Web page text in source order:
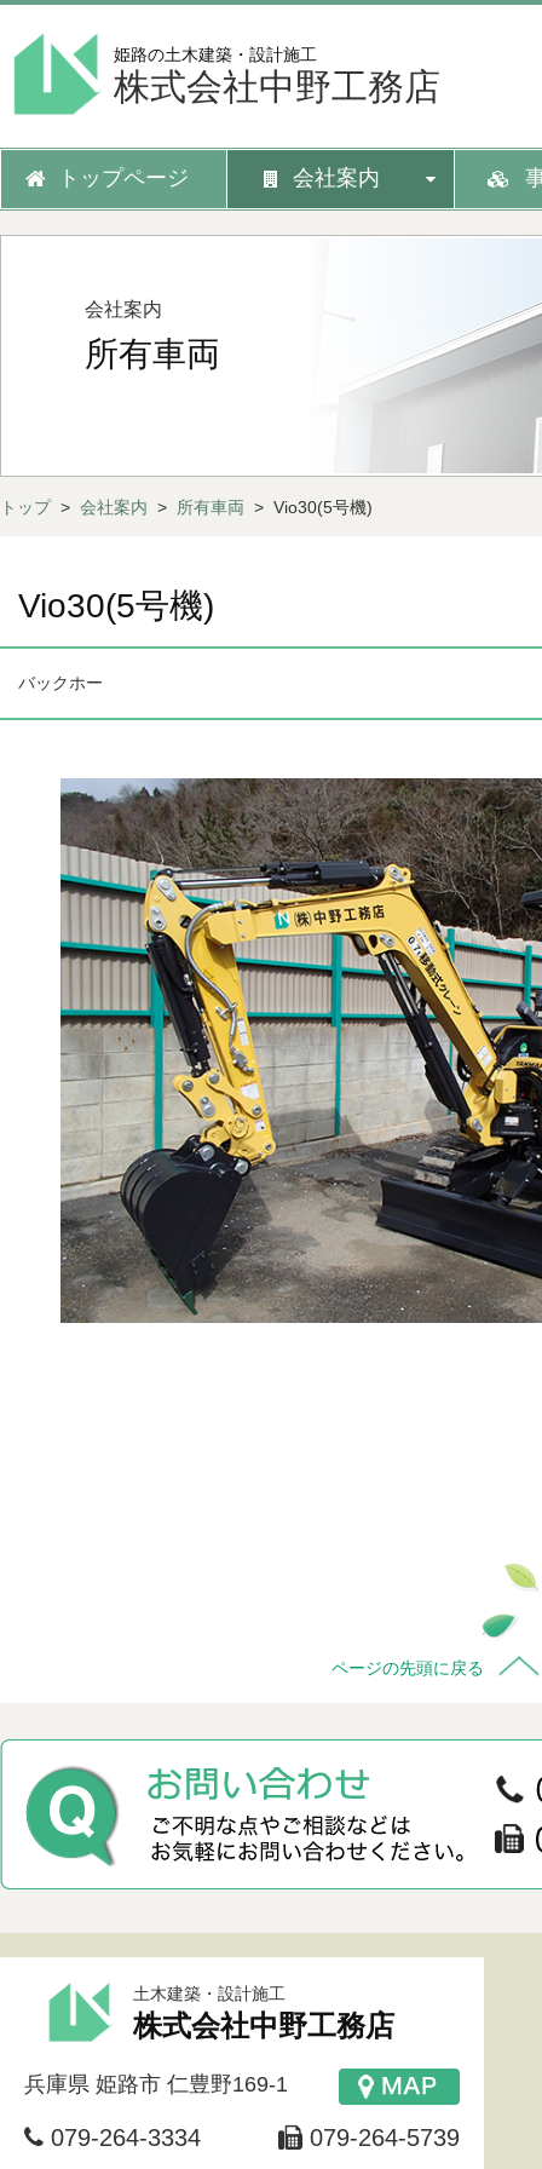
姫路の土木建築・設計施工
株式会社中野工務店
トップページ 会社案内
会社案内
所有車両
トップ> 会社案内 > 所有車両 > Vio30(5号機)
Vio30(5号機)
バックホー
土木建築・設計施工
株式会社中野工務店
兵庫県 姫路市 仁豊野169-1
079-264-3334 079-264-5739
ページの先頭に戻る